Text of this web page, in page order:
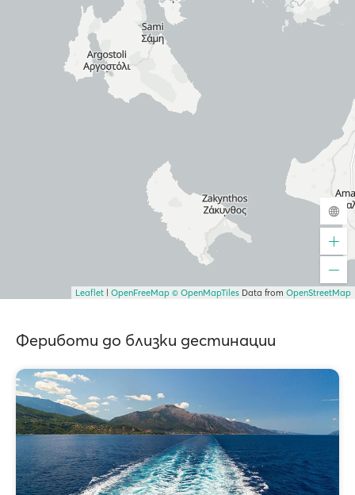
Leaflet OpenFreeMap © OpenMapTiles Data from OpenStreetMap
Фериботи до близки дестинации